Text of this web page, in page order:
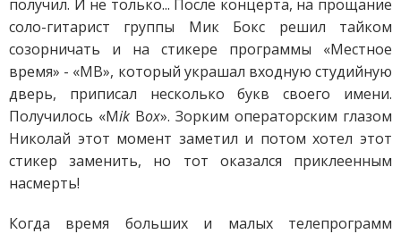
получил. И не только... После концерта, на прощание
соло-гитарист группы Мик Бокс решил тайком
созорничать и на стикере программы «Местное
время» - «МВ», который украшал входную студийную
дверь, приписал несколько букв своего имени.
Получилось «Mik Box». Зорким операторским глазом
Николай этот момент заметил и потом хотел этот
стикер заменить, но тот оказался приклеенным
насмерть!
Когда время больших и малых телепрограмм